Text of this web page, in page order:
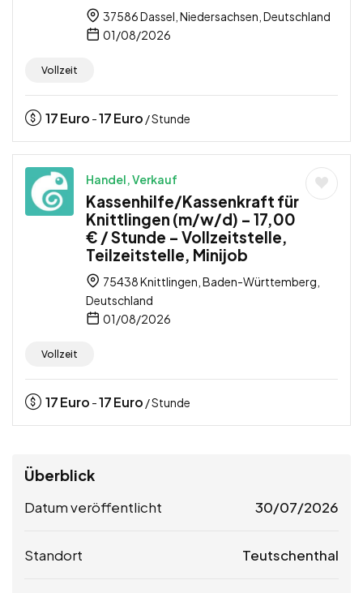
37586 Dassel, Niedersachsen, Deutschland
01/08/2026
Vollzeit
17Euro -17Euro / Stunde
Handel, Verkauf
Kassenhilfe/Kassenkraft für
Knittlingen (m/w/d) – 17,00
€ / Stunde – Vollzeitstelle,
Teilzeitstelle, Minijob
75438 Knittlingen, Baden-Württemberg,
Deutschland
01/08/2026
Vollzeit
17Euro -17Euro / Stunde
Überblick
Datum veröffentlicht 30/07/2026
Standort Teutschenthal